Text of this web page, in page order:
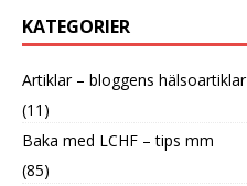
KATEGORIER
Artiklar – bloggens hälsoartiklar
(11)
Baka med LCHF – tips mm
(85)